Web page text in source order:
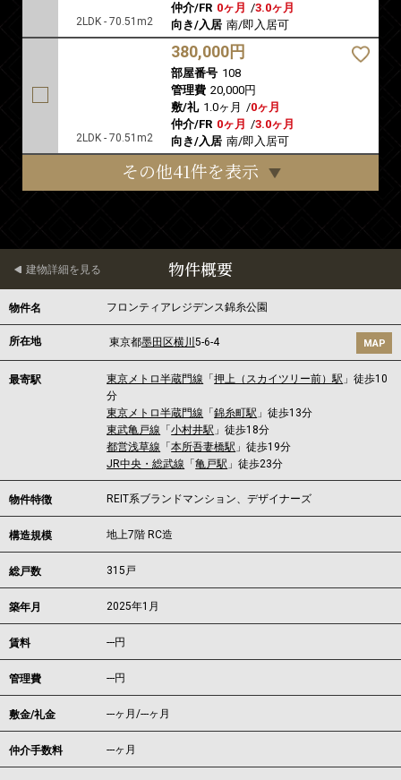
2LDK - 70.51m2
仲介/FR 0ヶ月 /3.0ヶ月
向き/入居 南/即入居可
2LDK - 70.51m2
380,000円
部屋番号 108
管理費 20,000円
敷/礼 1.0ヶ月 /0ヶ月
仲介/FR 0ヶ月 /3.0ヶ月
向き/入居 南/即入居可
その他41件を表示
物件概要
建物詳細を見る
物件名 フロンティアレジデンス錦糸公園
所在地 東京都墨田区横川 5-6-4 MAP
最寄駅 東京メトロ半蔵門線 「押上（スカイツリー前）駅 」徒歩10
分
東京メトロ半蔵門線 「錦糸町駅 」徒歩13分
東武亀戸線 「小村井駅 」徒歩18分
都営浅草線 「本所吾妻橋駅 」徒歩19分
JR中央・総武線 「亀戸駅 」徒歩23分
物件特徴 REIT系ブランドマンション、デザイナーズ
構造規模 地上7階 RC造
総戸数 315戸
築年月 2025年1月
賃料 ---円
管理費 ---円
敷金/礼金 ---ヶ月/---ヶ月
仲介手数料 ---ヶ月